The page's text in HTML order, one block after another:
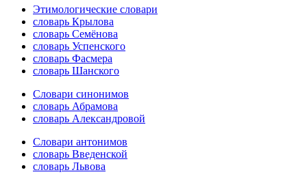
Этимологические словари
словарь Крылова
словарь Семёнова
словарь Успенского
словарь Фасмера
словарь Шанского
Словари синонимов
словарь Абрамова
словарь Александровой
Словари антонимов
словарь Введенской
словарь Львова